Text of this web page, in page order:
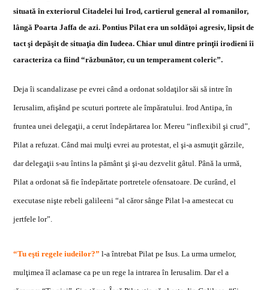
situată în exteriorul Citadelei lui Irod, cartierul general al romanilor,
lângă Poarta Jaffa de azi. Pontius Pilat era un soldăţoi agresiv, lipsit de
tactşi depăşit de situaţia din Iudeea. Chiar unul dintre prinţii irodieni îi
caracteriza ca fiind “răzbunător, cu un temperament coleric”.
Deja îi scandalizase pe evrei când a ordonat soldaţilor săi să intre în
Ierusalim, afişând pe scuturi portrete ale împăratului. Irod Antipa, în
fruntea unei delegaţii, a cerut îndepărtarea lor. Mereu “inflexibilşi crud”,
Pilat a refuzat. Când mai mulţi evrei au protestat, elşi-a asmuţit gărzile,
dar delegaţii s-au întins la pământşişi-au dezvelit gâtul. Până la urmă
Pilat a ordonat să fie îndepărtate portretele ofensatoare. De curând, el
executase nişte rebeli galileeni “al căror sânge Pilat l-a amestecat cu
jertfele lor”.
“Tu eşti regele iudeilor?” l-a întrebat Pilat pe Isus. La urma urmelor,
mulţimea îl aclamase ca pe un rege la intrarea în Ierusalim. Dar el a